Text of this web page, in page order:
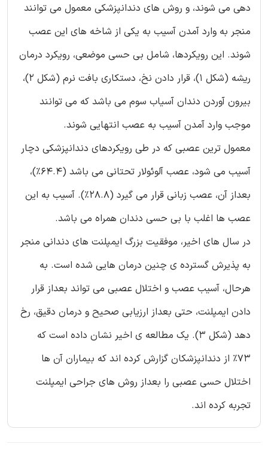
دهی می شوند، و روش های دندانپزشکی معمول می توانند
منجر به وارد آمدن آسیب به یکی از شاخه های این عصب
شوند. این رویکردها، شامل بی حسی موضعی، رویکرد درمان
ریشه (شکل 1)، قرار دادن نخ، دستکاری بافت نرم (شکل 2)،
بیرون آوردن دندان آسیاب سوم می باشد که می توانند
موجب وارد آمدن آسیب به عصب انتهایی شوند.
معمول ترین عصبی که در طی رویکردهای دندانپزشکی دچار
آسیب می شود، عصب آلوئولار تحتانی می باشد (64.4%)،
بعداز آن، عصب زبانی قرار می گیرد (28.8%). آسیب به این
عصب ها اغلب با بی حسی دندان همراه می باشد.
در سال های اخیر، موفقیت بزرگ ایمپلنت های دندانی منجر
به پذیرش گسترده ی چنین درمان هایی شده است. به
هرحال، آسیب عصب و اختلال عصبی می تواند بعداز قرار
دادن ایمپلنت، حتی بعداز ارزیابی صحیح و درمان دقیق، رخ
دهد (شکل 3). یک مطالعه ی اخیر نشان داده است که
73% از دندانپزشکان گزارش کرده اند که بیماران آن ها
اختلال حسی عصبی را بعداز روش های جراحی ایمپلنت
تجربه کرده اند.